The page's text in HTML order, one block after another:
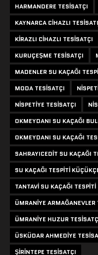
HARMANDERE TESISATÇI
KAYNARCA CIHAZLI
KIRAZLI CIHAZLI TESISATÇI
KURUÇEŞME TESISATÇI
MADENLER SU KAÇAĞI
MODA TESISATÇI
NISPETIYE TESISATÇI
OKMEYDANI SU KAÇAĞI
OKMEYDANI SU KAÇAĞI
SAHRAYICEDIT SU KAÇAĞI
SU KAÇAĞI TESPITI
TANTAVI SU KAÇAĞI TESPITI
ÜMRANIYE ARMAĞANEVLER
ÜMRANIYE HUZUR
ÜSKÜDAR AHMEDIYE
ŞIRINTEPE TESISATÇI